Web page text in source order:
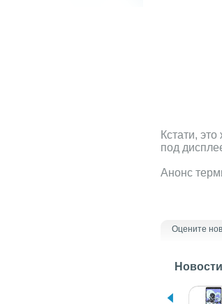
Кстати,
под
Анонс
Оцените
Рендерное фото Galaxy